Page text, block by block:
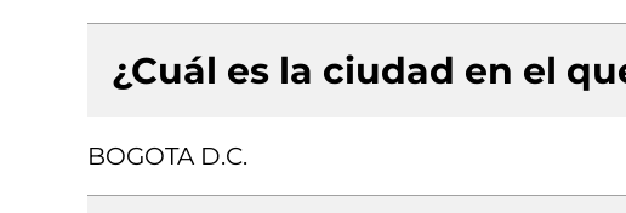
¿Cuál es la ciudad en el
BOGOTA D.C.